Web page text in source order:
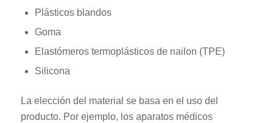
Plásticos blandos
Goma
Elastómeros termoplásticos de nailon (TPE)
Silicona
La elección del material se basa en el uso del
producto. Por ejemplo, los aparatos médicos